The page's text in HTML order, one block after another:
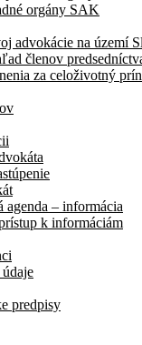
orgány SAK
advokácie na území
členov
za celoživotný
agenda – informácia
k informáciám
predpisy